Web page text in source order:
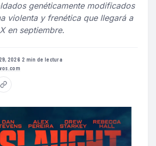
genéticamente modificados
violenta y frenética que llegará a
en septiembre.
2026·2 min de lectura·